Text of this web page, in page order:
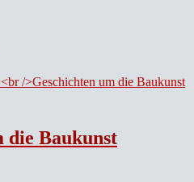
die Baukunst